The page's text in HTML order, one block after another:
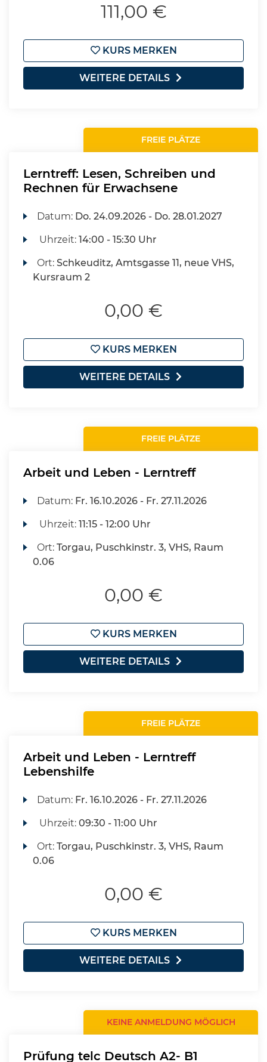
111,00 €
KURS MERKEN
WEITERE DETAILS
FREIE PLÄTZE
Lerntreff: Lesen, Schreiben und
Rechnen für Erwachsene
Datum: Do. 24.09.2026 - Do. 28.01.2027
Uhrzeit:14:00 - 15:30 Uhr
Ort:Schkeuditz, Amtsgasse 11, neue VHS,
Kursraum 2
0,00 €
KURS MERKEN
WEITERE DETAILS
FREIE PLÄTZE
Arbeit und Leben - Lerntreff
Datum: Fr. 16.10.2026 - Fr. 27.11.2026
Uhrzeit:11:15 - 12:00 Uhr
Ort:Torgau, Puschkinstr. 3, VHS, Raum
0.06
0,00 €
KURS MERKEN
WEITERE DETAILS
FREIE PLÄTZE
Arbeit und Leben - Lerntreff
Lebenshilfe
Datum: Fr. 16.10.2026 - Fr. 27.11.2026
Uhrzeit:09:30 - 11:00 Uhr
Ort:Torgau, Puschkinstr. 3, VHS, Raum
0.06
0,00 €
KURS MERKEN
WEITERE DETAILS
KEINE ANMELDUNG MÖGLICH
Prüfung telc Deutsch A2- B1